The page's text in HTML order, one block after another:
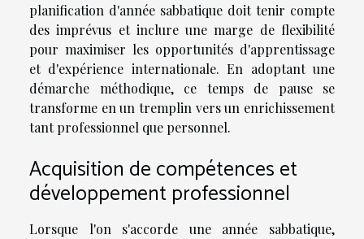
planification d'année sabbatique doit tenir compte
des imprévus et inclure une marge de flexibilité
pour maximiser les opportunités d'apprentissage
et d'expérience internationale. En adoptant une
démarche méthodique, ce temps de pause se
transforme en un tremplin vers un enrichissement
tant professionnel que personnel.
Acquisition de compétences et
développement professionnel
Lorsque l'on s'accorde une année sabbatique,